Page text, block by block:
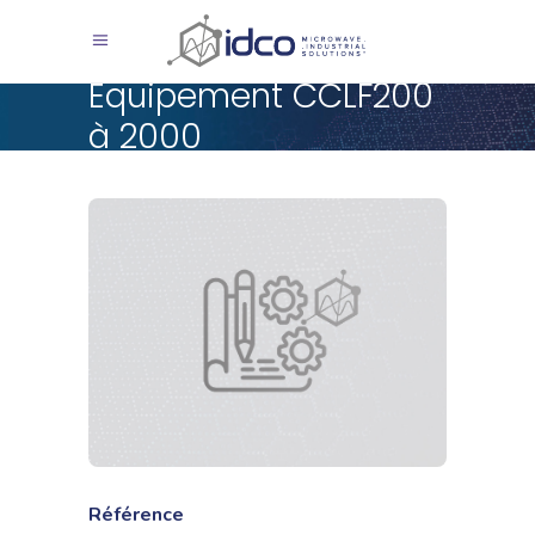
Equipement CCLF200
à 2000
Référence